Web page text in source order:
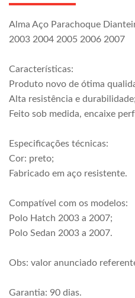
Alma Aço Parachoque
2003 2004 2005 2006 2007
Características:
Produto novo de ótima
Alta resistência e durabilidade;
Feito sob medida, encaixe
Especificações técnicas:
Cor: preto;
Fabricado em aço resistente.
Compatível com os modelos:
Polo Hatch 2003 a 2007;
Polo Sedan 2003 a 2007.
Obs: valor anunciado
Garantia: 90 dias.